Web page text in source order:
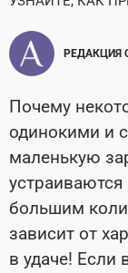
РЕДАКЦИЯ
Почему
одинокими и
маленькую
большим
зависит от
в удаче! Если